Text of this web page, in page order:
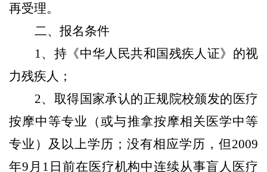
再受理。
二、报名条件
1 、持《中华人民共和国残疾人证》的视
力残疾人；
2、取得国家承认的正规院校颁发的医疗
按摩中等专业（或与推拿按摩相关医学中等
专业）及以上学历；没有相应学历，但2009
年9 月 1 日前在医疗机构中连续从事盲人医疗